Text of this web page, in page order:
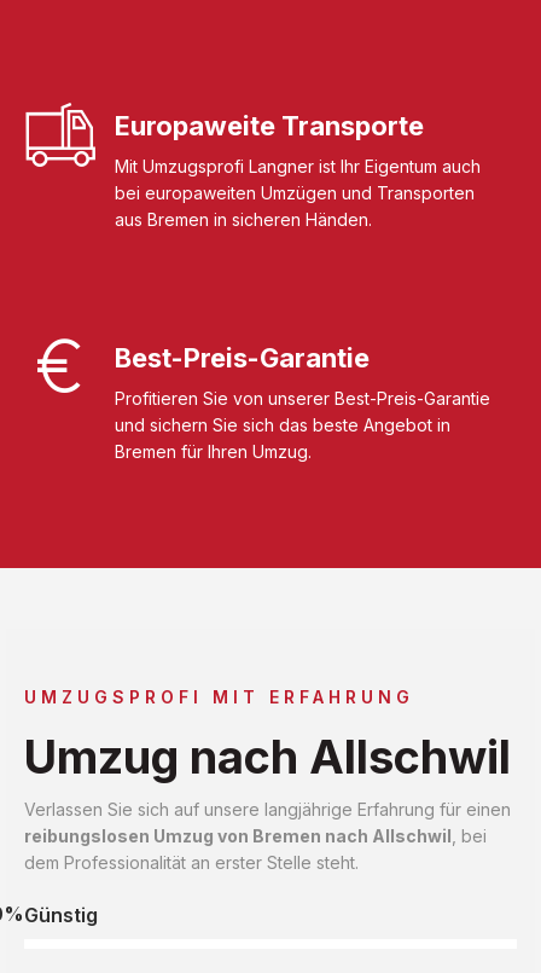
Europaweite Transporte
Mit Umzugsprofi Langner ist Ihr Eigentum auch
bei europaweiten Umzügen und Transporten
aus Bremen in sicheren Händen.
Best-Preis-Garantie
Profitieren Sie von unserer Best-Preis-Garantie
und sichern Sie sich das beste Angebot in
Bremen für Ihren Umzug.
UMZUGSPROFI MIT ERFAHRUNG
Umzug nach Allschwil
Verlassen Sie sich auf unsere langjährige Erfahrung für einen
reibungslosen Umzug von Bremen nach Allschwil , bei
dem Professionalität an erster Stelle steht.
Günstig